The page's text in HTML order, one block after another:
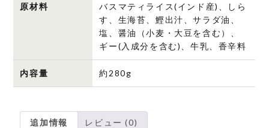
原材料
バスマティライス(インド産)、しら
す、生海苔、鰹出汁、サラダ油、
塩、醤油（小麦・大豆を含む）、
ギー(入成分を含む)、牛乳、香辛料
内容量 約280g
追加情報 レビュー (0)